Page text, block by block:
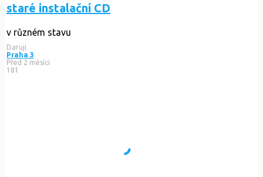
staré instalační CD
v různém stavu
Daruji
Praha 3
Před 2 měsíci
181